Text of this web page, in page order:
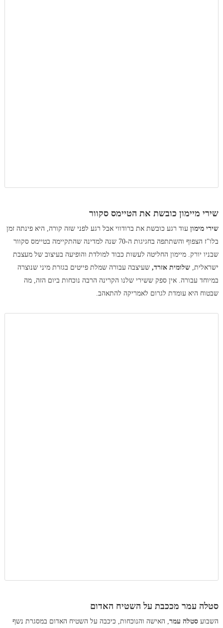
שירי מיימון כובשת את הטיימס סקוור
שירי מימוןעוד רגע כובשת את ברודווי אבל רגע לפני שזה קורה, היא פינתה זמן
בלו"ז הצפוף והשתתפה בחגיגות ה-70 שנה למדינה שהתקיימה בטיימס סקוור
שבניו יורק. מיימון החליטה לעשות כבוד למולדת והופיעה בעיצוב של מעצבת
ישראלית, שלומית אזרד,שעיצבה עבורה שמלת פייטים בגזרת מיני שנוצרה
במיוחד עבורה. אין ספק ששירי שלנו הקרינה הרבה נוכחות ביום הזה, מה
שבטוח היא עומדת לגרום לאמריקה להתאהב.
סטלה עמר מככבת על השטיח האדום
השבוע סטלה עמר, האישה והנוכחות, כיכבה על השטיח האדום במסגרת נשף